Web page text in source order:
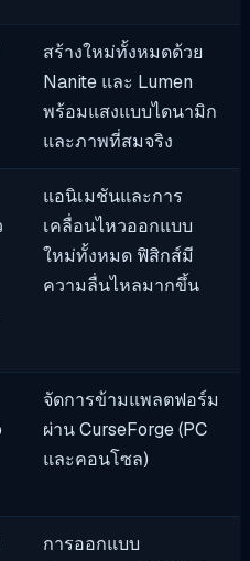
สร้างใหม่ทั้งหมดด้วย
Nanite และ Lumen
พร้อมแสงแบบไดนามิก
และภาพที่สมจริง
แอนิเมชันและการ
เคลื่อนไหวออกแบบ
ใหม่ทั้งหมด ฟิสิกส์มี
ความลื่นไหลมากขึ้น
จัดการข้ามแพลตฟอร์ม
ผ่าน CurseForge (PC
และคอนโซล)
การออกแบบ